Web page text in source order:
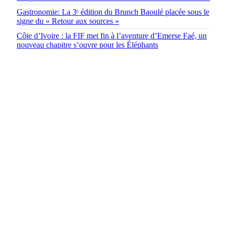
Gastronomie: La 3ᵉ édition du Brunch Baoulé placée sous le
signe du « Retour aux sources »
Côte d’Ivoire : la FIF met fin à l’aventure d’Emerse Faé, un
nouveau chapitre s’ouvre pour les Éléphants